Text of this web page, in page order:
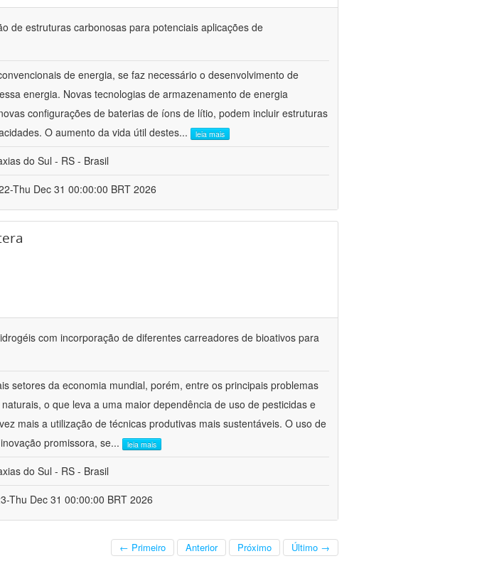
de estruturas carbonosas para potenciais aplicações de
de energia, se faz necessário o desenvolvimento de
energia. Novas tecnologias de armazenamento de energia
configurações de baterias de íons de lítio, podem incluir estruturas
O aumento da vida útil destes... leia mais
do Sul - RS - Brasil
Thu Dec 31 00:00:00 BRT 2026
com incorporação de diferentes carreadores de bioativos para
setores da economia mundial, porém, entre os principais problemas
o que leva a uma maior dependência de uso de pesticidas e
mais a utilização de técnicas produtivas mais sustentáveis. O uso de
promissora, se... leia mais
do Sul - RS - Brasil
Thu Dec 31 00:00:00 BRT 2026
← Primeiro Anterior Próximo Último →